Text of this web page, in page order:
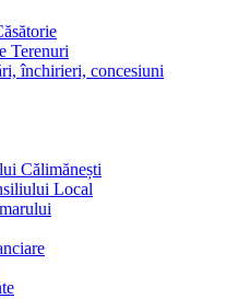
Terenuri
închirieri, concesiuni
Călimănești
Local